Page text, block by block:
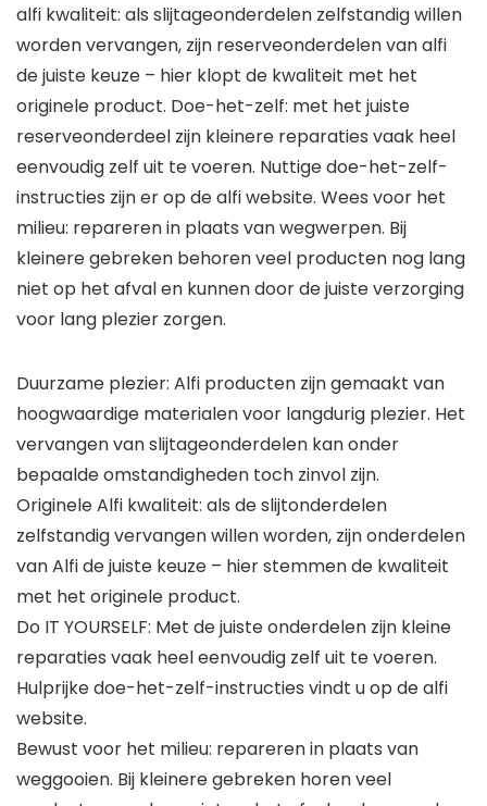
alfi kwaliteit: als slijtageonderdelen zelfstandig willen
worden vervangen, zijn reserveonderdelen van alfi
de juiste keuze – hier klopt de kwaliteit met het
originele product. Doe-het-zelf: met het juiste
reserveonderdeel zijn kleinere reparaties vaak heel
eenvoudig zelf uit te voeren. Nuttige doe-het-zelf-
instructies zijn er op de alfi website. Wees voor het
milieu: repareren in plaats van wegwerpen. Bij
kleinere gebreken behoren veel producten nog lang
niet op het afval en kunnen door de juiste verzorging
voor lang plezier zorgen.
Duurzame plezier: Alfi producten zijn gemaakt van
hoogwaardige materialen voor langdurig plezier. Het
vervangen van slijtageonderdelen kan onder
bepaalde omstandigheden toch zinvol zijn.
Originele Alfi kwaliteit: als de slijtonderdelen
zelfstandig vervangen willen worden, zijn onderdelen
van Alfi de juiste keuze – hier stemmen de kwaliteit
met het originele product.
Do IT YOURSELF: Met de juiste onderdelen zijn kleine
reparaties vaak heel eenvoudig zelf uit te voeren.
Hulprijke doe-het-zelf-instructies vindt u op de alfi
website.
Bewust voor het milieu: repareren in plaats van
weggooien. Bij kleinere gebreken horen veel